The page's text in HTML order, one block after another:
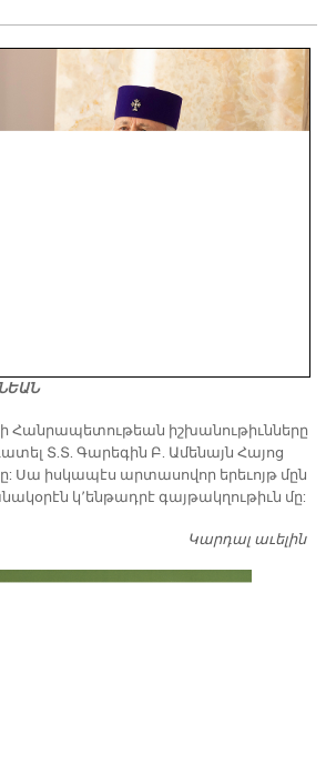
Հանրապետութեան իշխանութիւնները
Տ.Տ. Գարեգին Բ. Ամենայն Հայոց
Սա իսկապէս արտասովոր երեւոյթ մըն
կ՚ենթադրէ գայթակղութիւն մը:
Կարդալ աւելին